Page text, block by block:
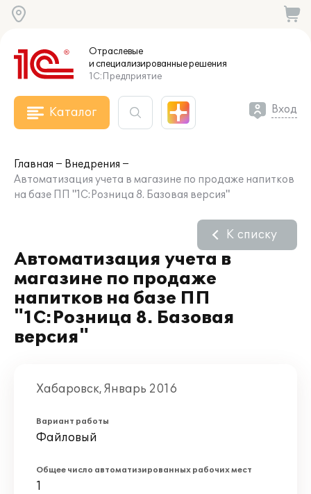
Отраслевые
и специализированныерешения
1С:Предприятие
Каталог Вход
Главная
Внедрения
Автоматизация учета в магазине по продаже напитков
на базе ПП "1С:Розница 8. Базовая версия"
Автоматизация учета в
магазине по продаже
напитков на базе ПП
"1С:Розница 8. Базовая
версия"
К списку
Хабаровск, Январь 2016
Вариант работы
Файловый
Общее число автоматизированных рабочих мест
1